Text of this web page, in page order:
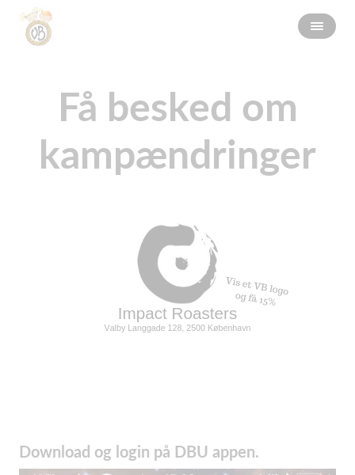
Få besked om
kampændringer
Download og login på DBU appen.